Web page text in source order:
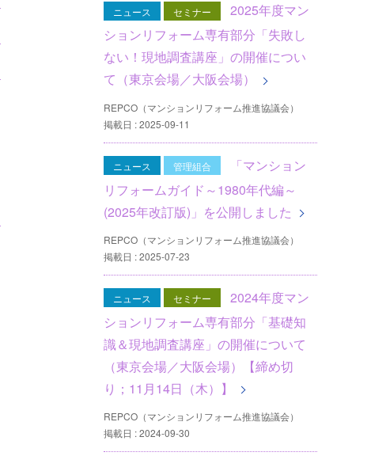
ニュース セミナー
2025年度マン
ションリフォーム専有部分「失敗し
ない！現地調査講座」の開催につい
て（東京会場／大阪会場）
REPCO（マンションリフォーム推進協議会）
掲載日 : 2025-09-11
ニュース 管理組合
「マンション
リフォームガイド～1980年代編～
(2025年改訂版)」を公開しました
REPCO（マンションリフォーム推進協議会）
掲載日 : 2025-07-23
ニュース セミナー
2024年度マン
ションリフォーム専有部分「基礎知
識＆現地調査講座」の開催について
（東京会場／大阪会場）【締め切
り；11月14日（木）】
REPCO（マンションリフォーム推進協議会）
掲載日 : 2024-09-30